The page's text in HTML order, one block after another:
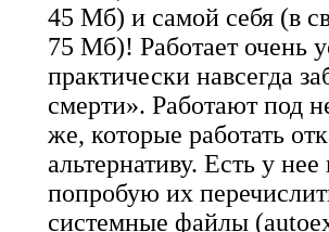
45 Мб) и самой себя (в
75 Мб)! Работает очень
практически навсегда
смерти». Работают под
же, которые работать
альтернативу. Есть у
попробую их
системные файлы